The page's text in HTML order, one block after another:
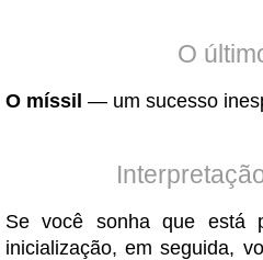
O
O míssil — um sucesso
Se você sonha que está
inicialização, em seguida,